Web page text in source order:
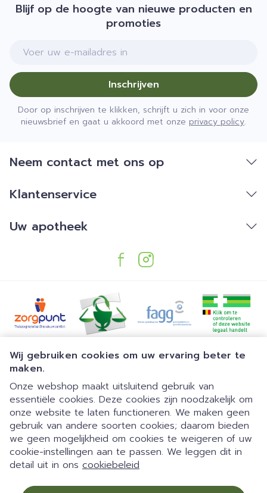
Wij gebruiken cookies om uw ervaring beter te
maken.
Onze webshop maakt uitsluitend gebruik van
essentiële cookies. Deze cookies zijn noodzakelijk om
onze website te laten functioneren. We maken geen
gebruik van andere soorten cookies; daarom bieden
we geen mogelijkheid om cookies te weigeren of uw
cookie-instellingen aan te passen. We leggen dit in
detail uit in ons cookiebeleid
1 van 1
Gemakkelijk parkeren | 24/7
automaat | Doorlopend open
Blijf op de hoogte van nieuwe producten en
promoties
E-mail adres
Inschrijven
Door op inschrijven te klikken, schrijft u zich in voor onze
nieuwsbrief en gaat u akkoord met onze privacy policy.
Neem contact met ons op
Klantenservice
Uw apotheek
Juridische links